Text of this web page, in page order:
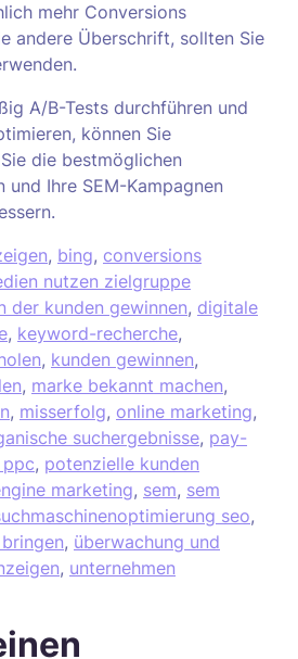
mehr Conversions
andere Überschrift, sollten Sie
A/B-Tests durchführen und
können Sie
die bestmöglichen
und Ihre SEM-Kampagnen
, bing, conversions
nutzen zielgruppe
der kunden gewinnen, digitale
, keyword-recherche,
, kunden gewinnen,
, marke bekannt machen,
, misserfolg, online marketing,
suchergebnisse, pay-
, potenzielle kunden
marketing, sem, sem
seo,
, überwachung und
, unternehmen